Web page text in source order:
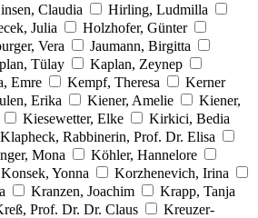
Claudia
Hirling, Ludmilla
Julia
Holzhofer, Günter
Vera
Jaumann, Birgitta
Tülay
Kaplan, Zeynep
Emre Kempf, Theresa
Kerner
Erika Kiener, Amelie
Kiener,
Kiesewetter, Elke
Kirkici, Bedia
Klapheck, Rabbinerin, Prof. Dr. Elisa
Mona
Köhler, Hannelore
Konsek, Yonna
Korzhenevich, Irina
Kranzen, Joachim
Krapp, Tanja
Prof. Dr. Dr. Claus
Kreuzer-